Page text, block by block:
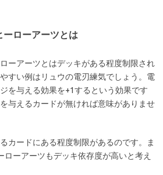
ーローアーツとは
ーアーツとはデッキがある程度制限され
すい例はリュウの電刃練気でしょう。電
を与える効果を+1するという効果です
与えるカードが無ければ意味がありませ
カードにある程度制限があるのです。ま
ローアーツもデッキ依存度が高いと考え